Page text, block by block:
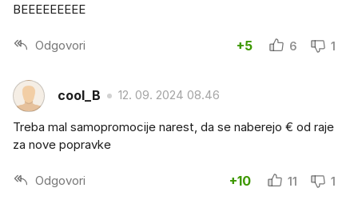
BEEEEEEEEE
Odgovori +5 6 1
cool_B 12. 09. 2024 08.46
Treba mal samopromocije narest, da se naberejo € od raje
za nove popravke
Odgovori +10 11 1